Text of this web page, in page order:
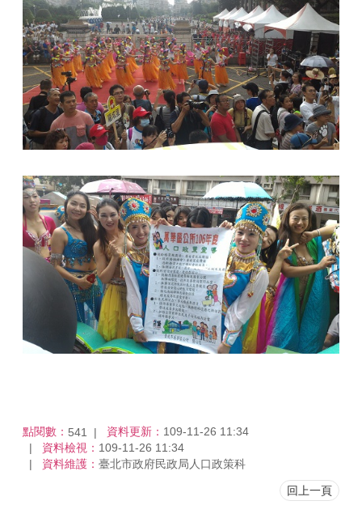
點閱數： 541 資料更新： 109-11-26 11:34
資料檢視： 109-11-26 11:34
資料維護： 臺北市政府民政局人口政策科
回上一頁